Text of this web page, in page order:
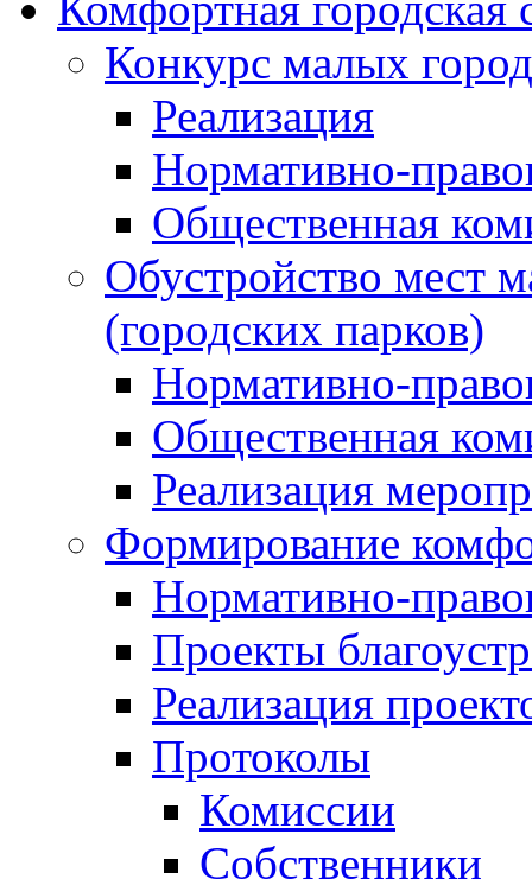
Конкурс малых
Реализация
Нормативно-
Общественная
Обустройство мест
(городских парков)
Нормативно-
Общественная
Реализация
Формирование
Нормативно-
Проекты
Реализация
Протоколы
Комиссии
Собственники